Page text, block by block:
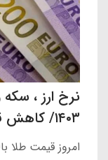
۱۴۰۳/ کاهش قیمت سکه
امروز قیمت طلا